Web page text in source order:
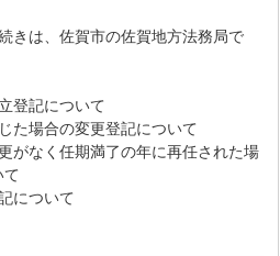
は、佐賀市の佐賀地方法務局で
記について
場合の変更登記について
なく任期満了の年に再任された場
て
ついて